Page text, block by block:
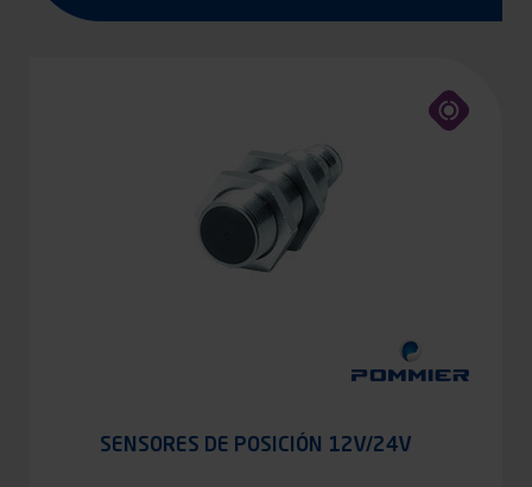
SENSORES DE POSICIÓN 12V/24V